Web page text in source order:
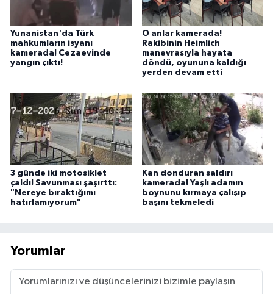
Yunanistan'da Türk
mahkumların isyanı
kamerada! Cezaevinde
yangın çıktı!
O anlar kamerada!
Rakibinin Heimlich
manevrasıyla hayata
döndü, oyununa kaldığı
yerden devam etti
3 günde iki motosiklet
çaldı! Savunması şaşırttı:
"Nereye bıraktığımı
hatırlamıyorum"
Kan donduran saldırı
kamerada! Yaşlı adamın
boynunu kırmaya çalışıp
başını tekmeledi
Yorumlar